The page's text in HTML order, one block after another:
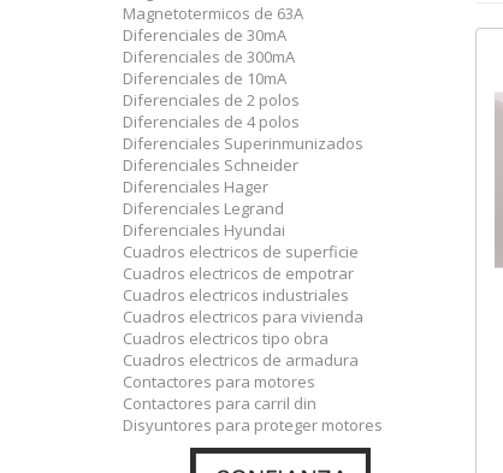
Magnetotermicos de 63A
Diferenciales de 30mA
Diferenciales de 300mA
Diferenciales de 10mA
Diferenciales de 2 polos
Diferenciales de 4 polos
Diferenciales Superinmunizados
Diferenciales Schneider
Diferenciales Hager
Diferenciales Legrand
Diferenciales Hyundai
Cuadros electricos de superficie
Cuadros electricos de empotrar
Cuadros electricos industriales
Cuadros electricos para vivienda
Cuadros electricos tipo obra
Cuadros electricos de armadura
Contactores para motores
Contactores para carril din
Disyuntores para proteger motores